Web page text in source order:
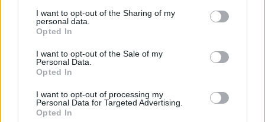
I want to opt-out of the Sharing of my
personal data.
Opted In
I want to opt-out of the Sale of my
Personal Data.
Opted In
I want to opt-out of processing my
Personal Data for Targeted Advertising.
Opted In